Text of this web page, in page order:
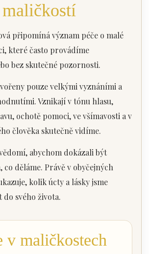
maličkostí
připomíná význam péče o malé
které často provádíme
bez skutečné pozornosti.
pouze velkými vyznáními a
Vznikají v tónu hlasu,
ochotě pomoci, ve všímavosti a v
člověka skutečně vidíme.
abychom dokázali být
děláme. Právě v obyčejných
kolik úcty a lásky jsme
svého života.
v maličkostech